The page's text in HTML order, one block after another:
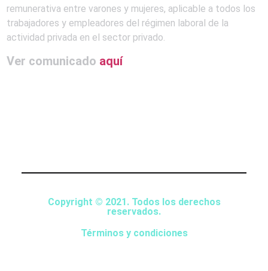
remunerativa entre varones y mujeres, aplicable a todos los
trabajadores y empleadores del régimen laboral de la
actividad privada en el sector privado.
Ver comunicado aquí
Copyright © 2021. Todos los derechos
reservados.
Términos y condiciones